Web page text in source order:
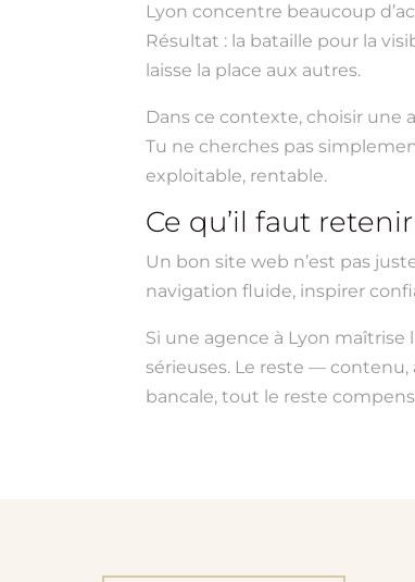
Lyon concentre beaucoup
Résultat : la bataille pour la
laisse la place aux autres.
Dans ce contexte, choisir
Tu ne cherches pas
exploitable, rentable.
Ce qu’il faut
Un bon site web n’est pas
navigation fluide, inspirer
Si une agence à Lyon maîtrise
sérieuses. Le reste —
bancale, tout le reste